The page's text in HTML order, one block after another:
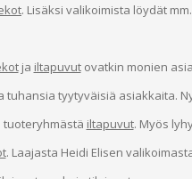
. Lisäksi valikoimista löydät
ja iltapuvutovatkin monien
tyytyväisiä asiakkaita.
tuoteryhmästä iltapuvut. Myös
. Laajasta Heidi Elisen